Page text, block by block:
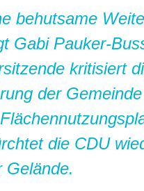
behutsame
Gabi Pauker-
kritisiert
der
die CDU
Gelände.